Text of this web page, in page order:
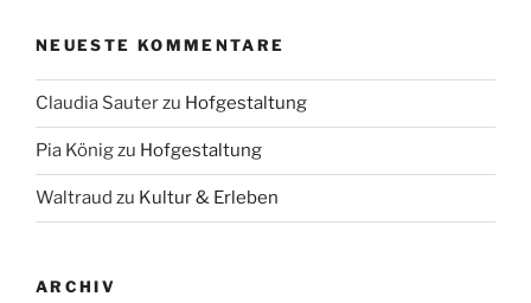
NEUESTE KOMMENTARE
Claudia Sauterzu Hofgestaltung
Pia Königzu Hofgestaltung
Waltraud zu Kultur & Erleben
ARCHIV